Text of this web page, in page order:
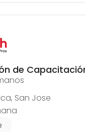
de
San Jose